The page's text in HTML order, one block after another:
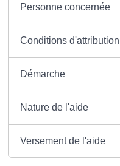
Personne concernée
Conditions d'attribution
Démarche
Nature de l'aide
Versement de l'aide